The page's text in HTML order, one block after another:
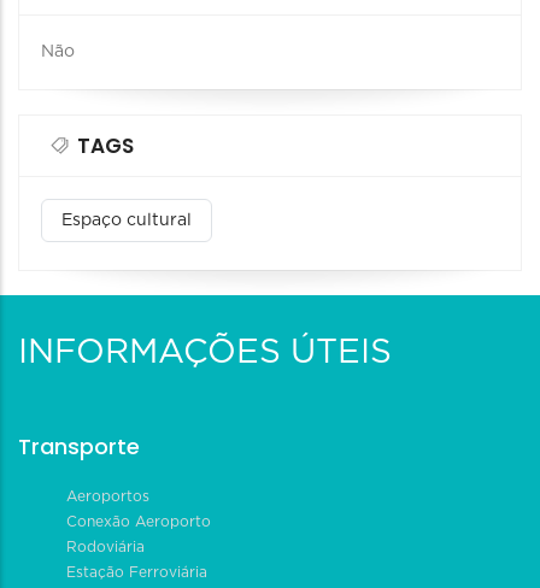
Não
TAGS
Espaço cultural
INFORMAÇÕES ÚTEIS
Transporte
Aeroportos
Conexão Aeroporto
Rodoviária
Estação Ferroviária